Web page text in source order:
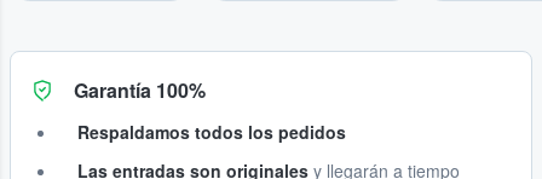
Garantía 100%
Respaldamos todos los pedidos
Las entradas son originales y llegarán a tiempo